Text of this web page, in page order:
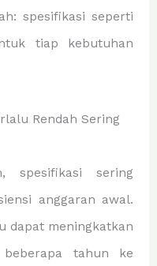
spesifikasi seperti
tiap kebutuhan
Rendah Sering
spesifikasi sering
anggaran awal.
dapat meningkatkan
tahun ke